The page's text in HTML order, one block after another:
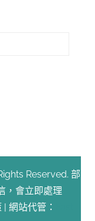
Reserved. 部
，會立即處理
| 網站代管：